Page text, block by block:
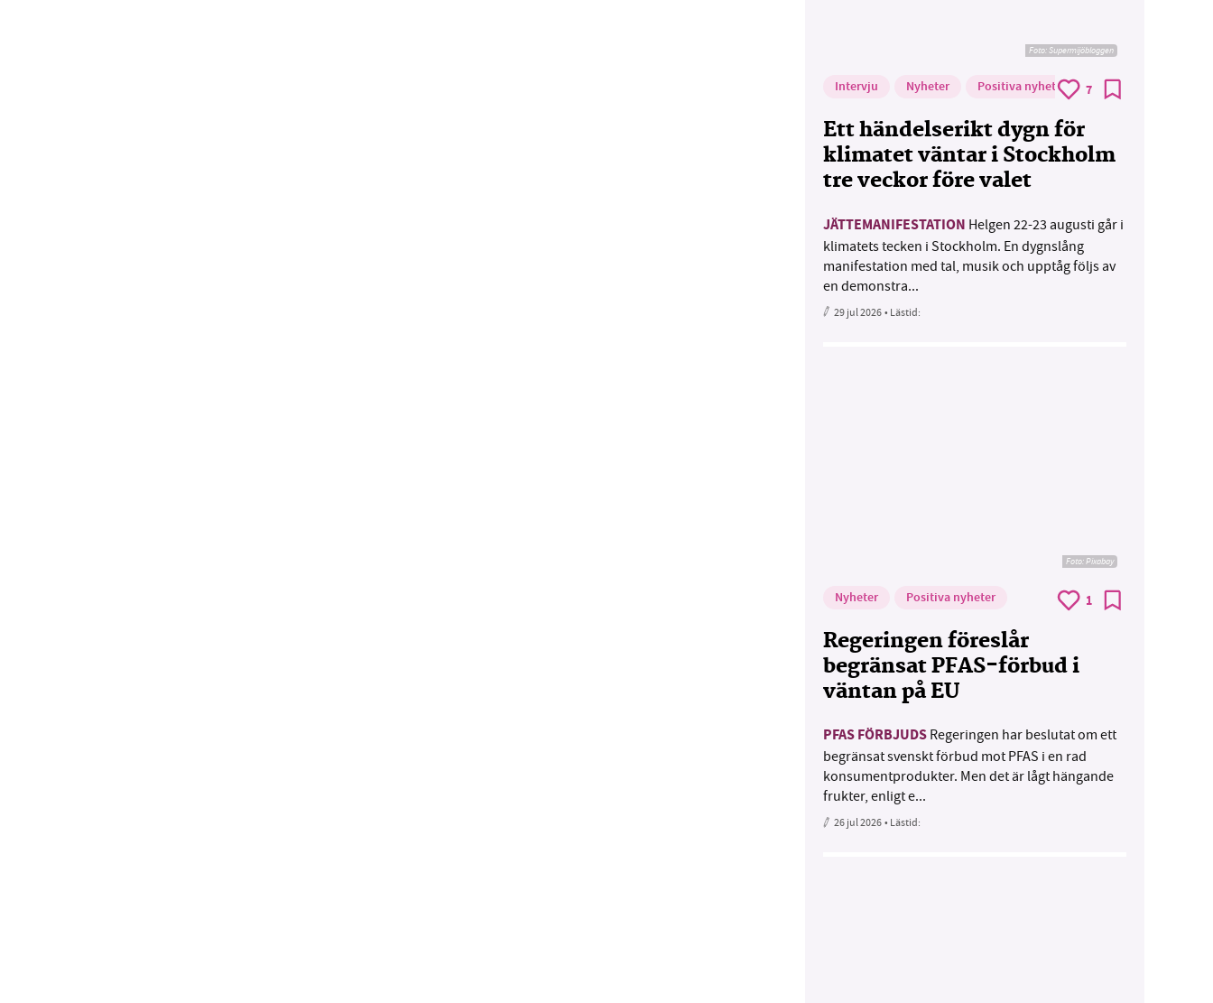
Foto: Supermijöbloggen
Intervju Nyheter Positiva nyheter 7
Ett händelserikt dygn för
klimatet väntar i Stockholm
tre veckor före valet
JÄTTEMANIFESTATION Helgen 22-23 augusti går i
klimatets tecken i Stockholm. En dygnslång
manifestation med tal, musik och upptåg följs av
en demonstra...
29 jul 2026• Lästid:
Foto:Pixabay
Nyheter Positiva nyheter 1
Regeringen föreslår
begränsat PFAS-förbud i
väntan på EU
PFAS FÖRBJUDS Regeringen har beslutat om ett
begränsat svenskt förbud mot PFAS i en rad
konsumentprodukter. Men det är lågt hängande
frukter, enligt e...
26 jul 2026• Lästid: